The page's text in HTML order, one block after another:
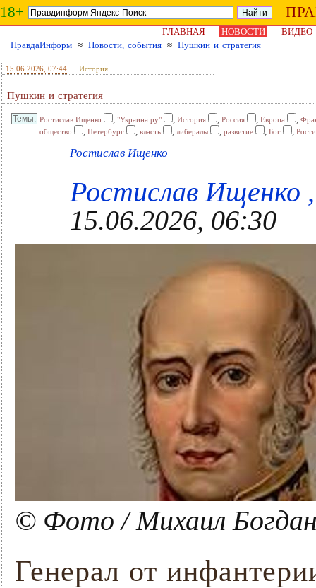
18+
ГЛАВНАЯ НОВОСТИ
ВИДЕО
ПравдаИнформ ≈ Новости, события ≈ Пушкин и стратегия
15.06.2026 , 07:44 История
Пушкин и стратегия
Ростислав Ищенко , "Украина.ру" , История , Россия , Европа ,
общество
, Петербург , власть , либералы , развитие , Бог ,
Ростислав Ищенко
Ростислав Ищенко
15.06.2026, 06:30
© Фото / Михаил
Генерал от